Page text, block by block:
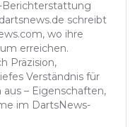
Berichterstattung
schreibt
wo ihre
erreichen.
Präzision,
Verständnis für
– Eigenschaften,
im DartsNews-